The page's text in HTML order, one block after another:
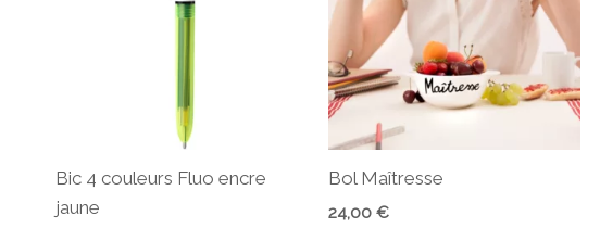
Bic 4 couleurs Fluo encre
jaune
Bol Maîtresse
24,00€